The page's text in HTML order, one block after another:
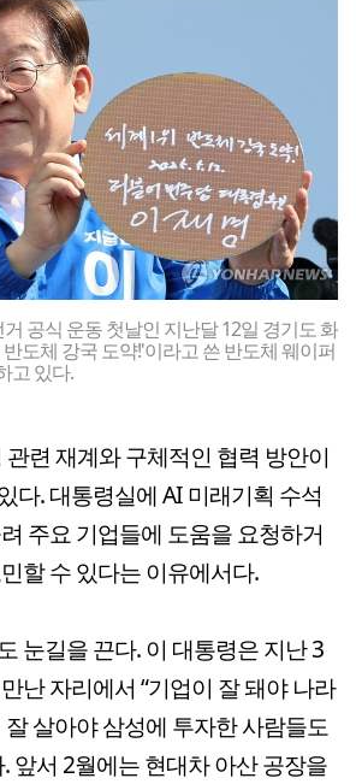
공식 운동 첫날인 지난달 12일 경기도 화
도체 강국 도약!'이라고 쓴 반도체 웨이퍼
고 있다.
련 재계와 구체적인 협력 방안이
다. 대통령실에 AI 미래기획 수석
주요 기업들에 도움을 요청하거
할 수 있다는 이유에서다.
눈길을 끈다. 이 대통령은 지난 3
난 자리에서 “기업이 잘 돼야 나라
살아야 삼성에 투자한 사람들도
앞서 2월에는 현대차 아산 공장을